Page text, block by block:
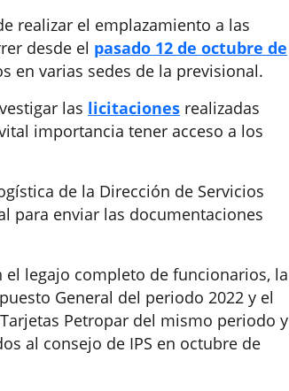
realizar el emplazamiento a las
desde el pasado 12 de octubre de
en varias sedes de la previsional.
las licitaciones realizadas
importancia tener acceso a los
de la Dirección de Servicios
para enviar las documentaciones
legajo completo de funcionarios, la
General del periodo 2022 y el
Petropar del mismo periodo y
al consejo de IPS en octubre de